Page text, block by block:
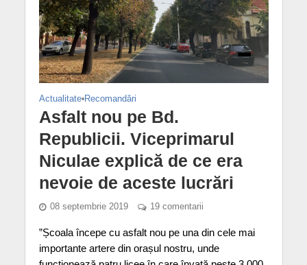
Actualitate•Recomandări
Asfalt nou pe Bd.
Republicii. Viceprimarul
Niculae explică de ce era
nevoie de aceste lucrări
08 septembrie 2019 19 comentarii
”Școala începe cu asfalt nou pe una din cele mai
importante artere din orașul nostru, unde